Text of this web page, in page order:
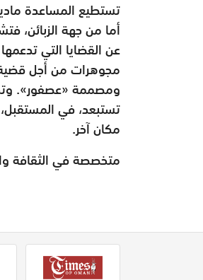
تستطيع المساعدة
أما من جهة الزبائن،
عن القضايا التي
مجوهرات من أجل قضية
ومصممة «عصفور».
تستبعد، في
مكان آخر.
متخصصة في الثقافة